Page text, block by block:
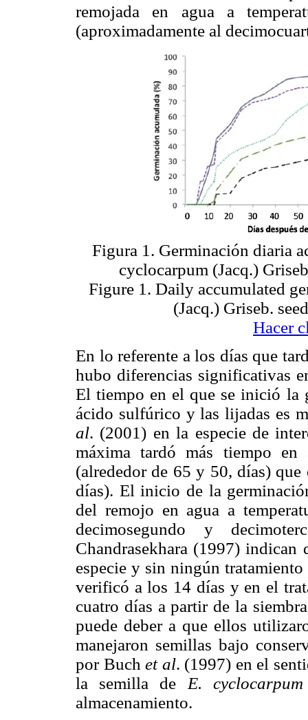
remojada en agua a
(aproximadamente al
Figura 1. Germinación diaria
cyclocarpum (Jacq.)
Figure 1. Daily accumulated
(Jacq.) Griseb.
Hacer
En lo referente a los días que
hubo diferencias significativas
El tiempo en el que se inició la
ácido sulfúrico y las lijadas es
al. (2001) en la especie de
máxima tardó más tiempo en
(alrededor de 65 y 50, días)
días). El inicio de la
del remojo en agua a
decimosegundo y
Chandrasekhara (1997) indican
especie y sin ningún
verificó a los 14 días y en el
cuatro días a partir de la
puede deber a que ellos
manejaron semillas bajo
por Buchet al. (1997) en el
la semilla de E. cyclocarpum
almacenamiento.